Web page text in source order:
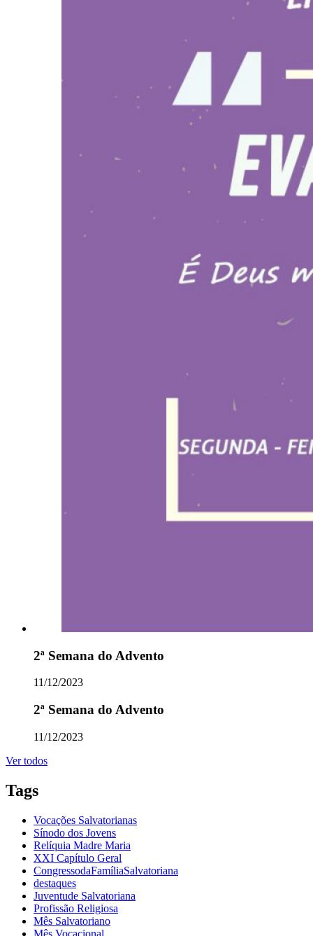
2ª Semana do Advento
11/12/2023
2ª Semana do Advento
11/12/2023
Ver todos
Tags
Vocações Salvatorianas
Sínodo dos Jovens
Relíquia Madre Maria
XXI Capítulo Geral
CongressodaFamíliaSalvatoriana
destaques
Juventude Salvatoriana
Profissão Religiosa
Mês Salvatoriano
Mês Vocacional